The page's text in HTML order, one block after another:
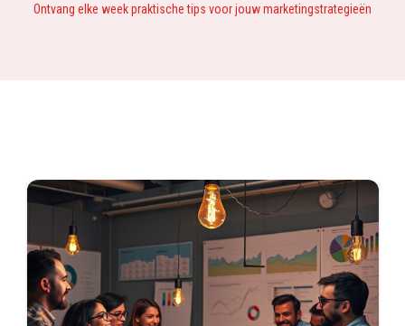
Ontvang elke week praktische tips voor jouw marketingstrategieën